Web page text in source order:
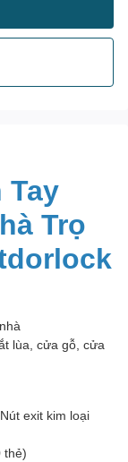
Tay
Trọ
lùa, cửa gỗ, cửa
exit kim loại
thẻ)